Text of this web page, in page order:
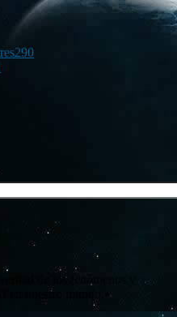
290
de los fenómenos y
en nuestro mundo.»